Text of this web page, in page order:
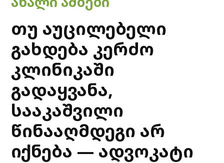
თუ აუცილებელი
გახდება კერძო
კლინიკაში
გადაყვანა,
სააკაშვილი
წინააღმდეგი არ
იქნება — ადვოკატი